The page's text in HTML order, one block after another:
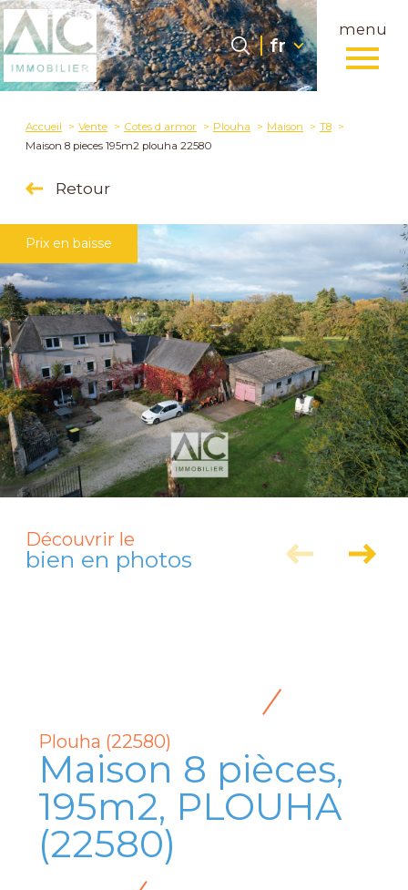
menu
Langue
fr
Accueil 0 Langue
fr
Accueil Vente Cotes d armor Plouha Maison
T8
Maison 8 pieces 195m2 plouha 22580
Retour
Prix en baisse
Découvrir le
bien en photos
Plouha (22580)
Maison 8 pièces,
195m2, PLOUHA
(22580)